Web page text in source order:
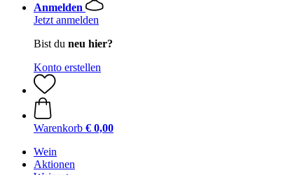
Anmelden
Jetzt anmelden
Bist du neu hier?
Konto erstellen
Warenkorb € 0,00
Wein
Aktionen